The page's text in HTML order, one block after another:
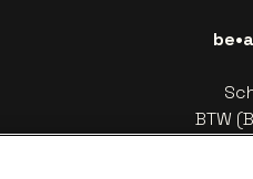
BTW
BNP Paribas Fortis - IBAN:
©